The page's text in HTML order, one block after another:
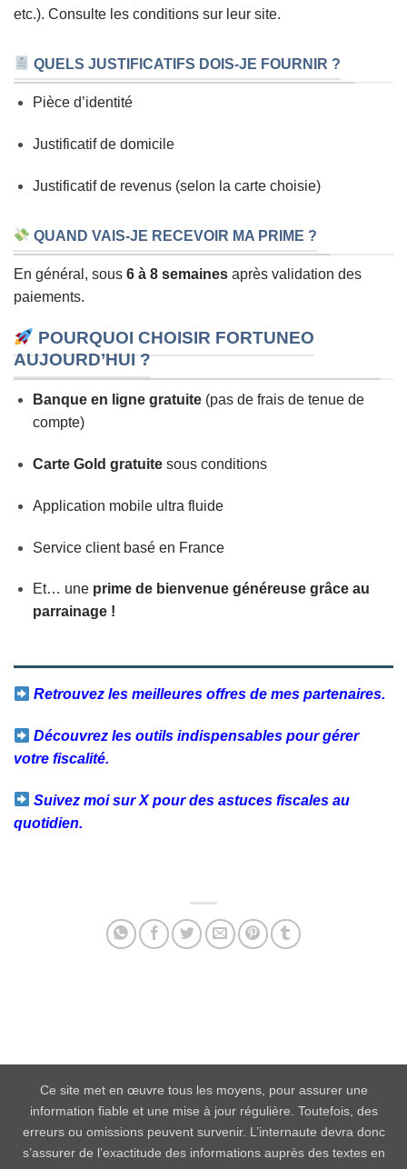
etc.). Consulte les conditions sur leur site.
QUELS JUSTIFICATIFS DOIS-JE FOURNIR ?
Pièce d’identité
Justificatif de domicile
Justificatif de revenus (selon la carte choisie)
QUAND VAIS-JE RECEVOIR MA PRIME ?
En général, sous 6 à 8 semaines après validation des
paiements.
POURQUOI CHOISIR FORTUNEO
AUJOURD’HUI ?
Banque en ligne gratuite(pas de frais de tenue de
compte)
Carte Gold gratuitesous conditions
Application mobile ultra fluide
Service client basé en France
Et… une prime de bienvenue généreuse grâce au
parrainage !
Retrouvez les meilleures offres de mes partenaires.
Découvrez les outils indispensables pour gérer
votre fiscalité.
Suivez moi sur X pour des astuces fiscales au
quotidien.
Ce site met en œuvre tous les moyens, pour assurer une
information fiable et une mise à jour régulière. Toutefois, des
erreurs ou omissions peuvent survenir. L’internaute devra donc
s’assurer de l’exactitude des informations auprès des textes en